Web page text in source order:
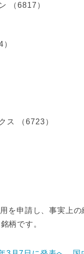
（6817）
ス （6723）
を申請し、事実上
柄です。